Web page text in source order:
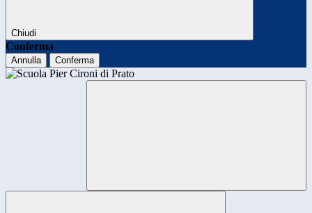
Chiudi
Conferma
Annulla Conferma